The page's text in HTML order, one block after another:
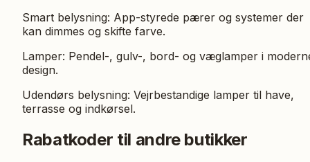
Smart belysning: App-styrede pærer og systemer der
kan dimmes og skifte farve.
Lamper: Pendel-, gulv-, bord- og væglamper i
design.
Udendørs belysning: Vejrbestandige lamper til have,
terrasse og indkørsel.
Rabatkoder til andre butikker